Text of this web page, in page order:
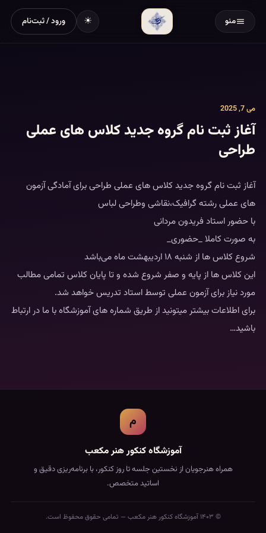
منو ☀ ورود / ثبت‌نام
می 7, 2025
آغاز ثبت نام گروه جدید کلاس های عملی
طراحی
آغاز ثبت نام گروه جدید کلاس های عملی طراحی برای آمادگی آزمون
های عملی رشته گرافیک،نقاشی وطراحی لباس
با حضور استاد فریدون مردانی
به صورت کاملا _حضوری_
شروع کلاس ها از شنبه ۱۸ اردیبهشت ماه می‌باشد
این کلاس ها از پایه و صفر شروع شده و تا پایان کلاس تمامی مطالب
مورد نیاز برای آزمون عملی توسط استاد تدریس خواهد شد.
برای اطلاعات بیشتر میتونید از طریق شماره های آموزشگاه با ما در ارتباط
باشید…
م
آموزشگاه کنکور هنر مکعب
همراه هنرجویان از نخستین جلسه تا روز کنکور، با برنامه‌ریزی دقیق و
اساتید متخصص.
© ۱۴۰۳ آموزشگاه کنکور هنر مکعب — تمامی حقوق محفوظ است.